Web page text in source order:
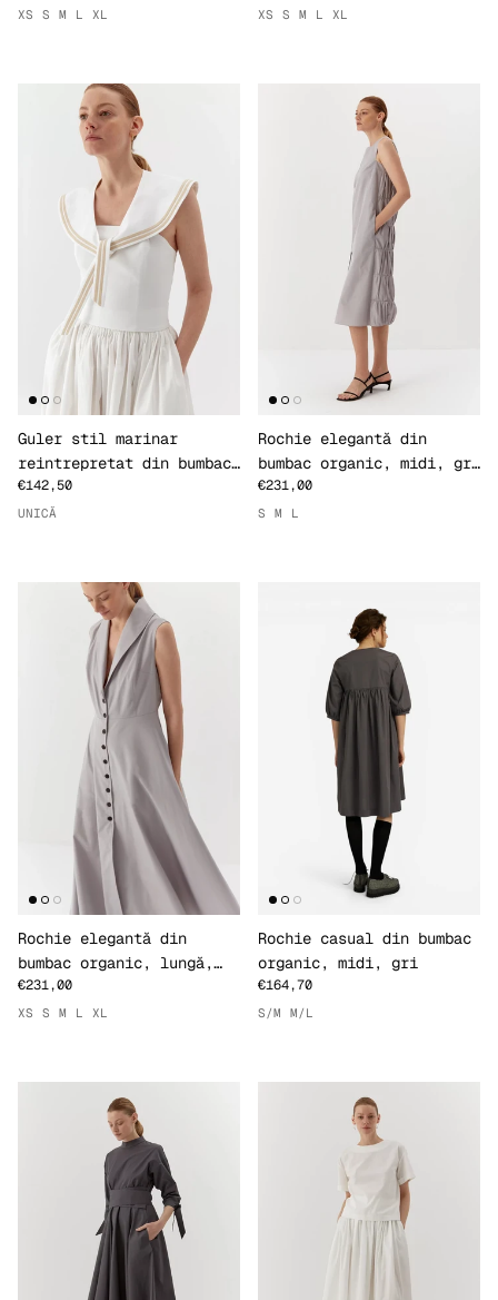
XS S M L XL XS S M L XL
Guler stil marinar
reintrepretat din bumbac
organic
€142,50
UNICĂ
Rochie elegantă din
bumbac organic, midi, gri
deschis
€231,00
S M L
Rochie elegantă din
bumbac organic, lungă,
gri deschis
€231,00
XS S M L XL
Rochie casual din bumbac
organic, midi, gri
€164,70
S/M M/L